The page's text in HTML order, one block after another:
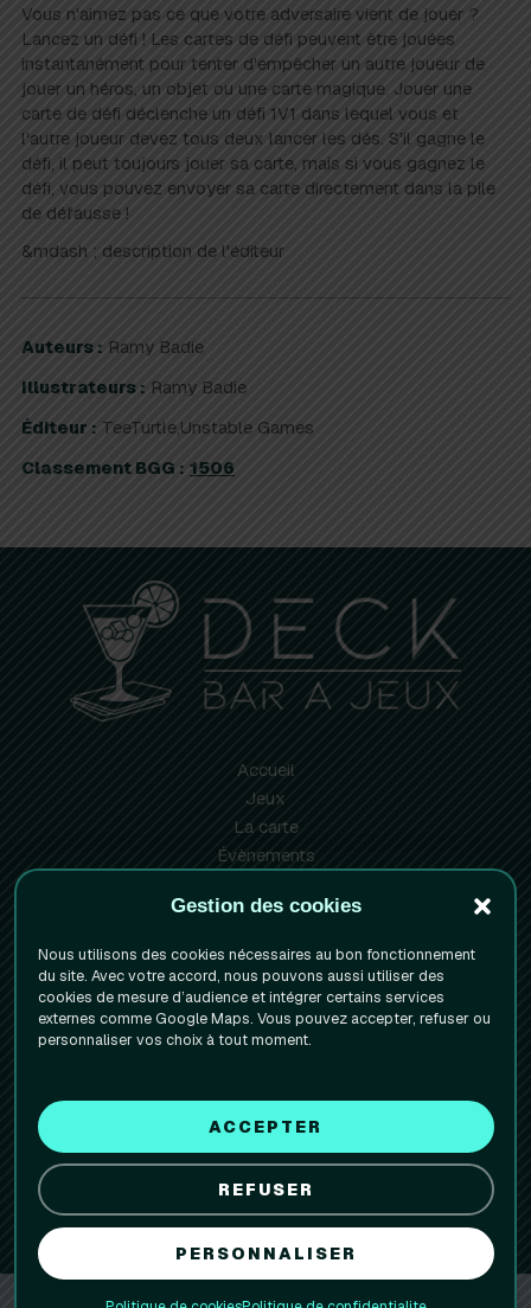
Gestion des cookies
Nous utilisons des cookies nécessaires au bon fonctionnement
du site. Avec votre accord, nous pouvons aussi utiliser des
cookies de mesure d’audience et intégrer certains services
externes comme Google Maps. Vous pouvez accepter, refuser ou
personnaliser vos choix à tout moment.
ACCEPTER
REFUSER
PERSONNALISER
Vous n'aimez pas ce que votre adversaire vient de jouer ?
Lancez un défi ! Les cartes de défi peuvent être jouées
instantanément pour tenter d'empêcher un autre joueur de
jouer un héros, un objet ou une carte magique. Jouer une
carte de défi déclenche un défi 1V1 dans lequel vous et
l'autre joueur devez tous deux lancer les dés. S'il gagne le
défi, il peut toujours jouer sa carte, mais si vous gagnez le
défi, vous pouvez envoyer sa carte directement dans la pile
de défausse !
&mdash ; description de l'éditeur
Auteurs : Ramy Badie
Illustrateurs : Ramy Badie
Éditeur : TeeTurtle,Unstable Games
Classement BGG : 1506
Accueil
Jeux
La carte
Évènements
Réserver votre table
Mentions Légales
Politique de confidentialite
Politique de cookies (UE)
Facebook
Instagram
1 rue de la Paix
38000 Grenoble
09 80 49 44 90